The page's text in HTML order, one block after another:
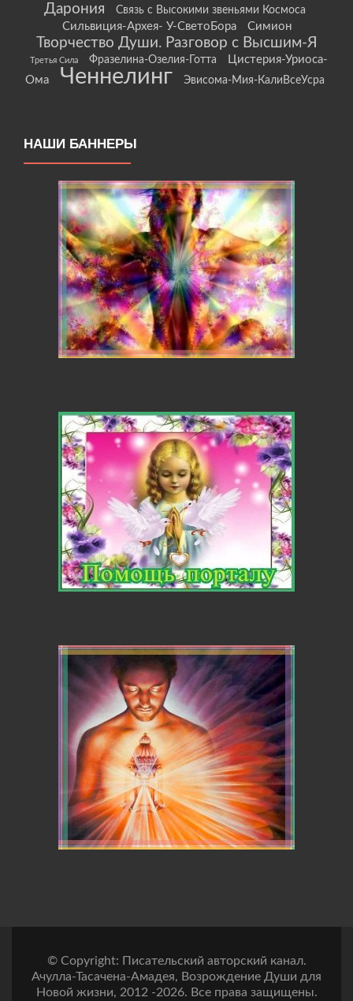
Дарония
Связь с Высокими звеньями Космоса
Сильвиция-Архея- У-СветоБора Симион
Творчество Души. Разговор с Высшим-Я
Третья Сила Фразелина-Озелия-Готта
Цистерия-Уриоса-
Ома
Ченнелинг Эвисома-Мия-КалиВсеУсра
НАШИ БАННЕРЫ
© Copyright: Писательский авторский канал.
Ачулла-Тасачена-Амадея, Возрождение Души для
Новой жизни, 2012 -2026. Все права защищены.